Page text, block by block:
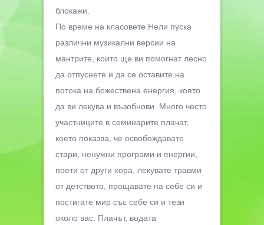
блокажи.
По време на класовете Нели пуска
различни музикални версии на
мантрите, които ще ви помогнат лесно
да отпуснете и да се оставите на
потока на божествена енергия, която
да ви лекува и възобнови. Много често
участниците в семинарите плачат,
което показва, че освобождавате
стари, ненужни програми и енергии,
поети от други хора, лекувате травми
от детството, прощавате на себе си и
постигате мир със себе си и тези
около вас. Плачът, водата